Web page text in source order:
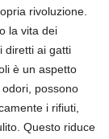
rivoluzione.
la vita dei
diretti ai gatti
è un aspetto
possono
i rifiuti,
Questo riduce